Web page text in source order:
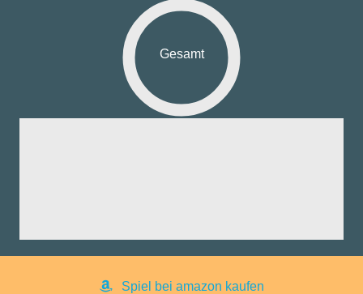
Gesamt
Spiel bei amazon kaufen